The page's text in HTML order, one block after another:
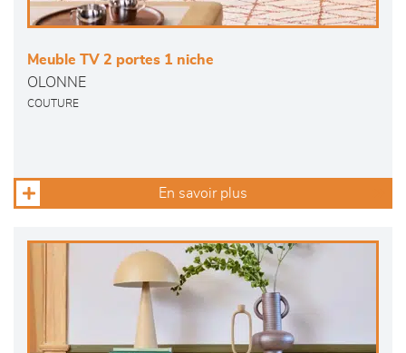
Meuble TV 2 portes 1 niche
OLONNE
COUTURE
En savoir plus